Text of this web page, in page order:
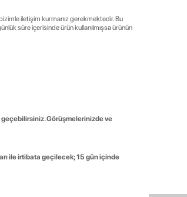
iletişim kurmanız gerekmektedir. Bu
süre içerisinde ürün kullanılmışsa ürünün
Görüşmelerinizde ve
ile irtibata geçilecek; 15 gün içinde